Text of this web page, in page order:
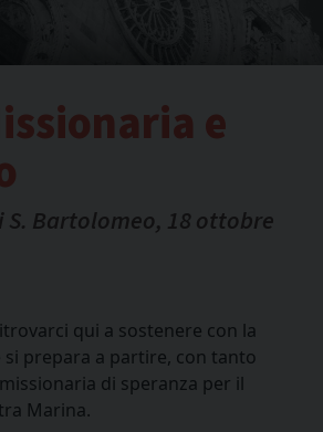
e
S. Bartolomeo, 18 ottobre
qui a sostenere con la
si prepara a partire, con tanto
di speranza per il
Marina.